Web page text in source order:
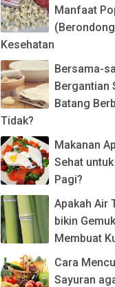
Manfaat
Kesehatan
Bersama-
Bergantian
Batang
Tidak?
Makanan
Sehat
Pagi?
Apakah Air
bikin
Membuat
Cara
Sayuran